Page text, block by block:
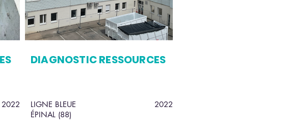
DIAGNOSTIC RESSOURCES
2022
LIGNE BLEUE
ÉPINAL (88)
2022